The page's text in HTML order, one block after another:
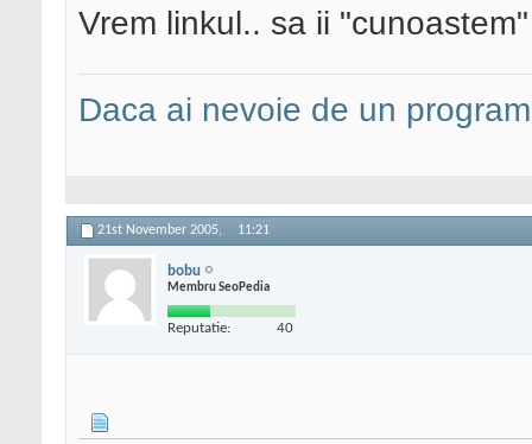
Vrem linkul.. sa ii
Daca ai nevoie de un
21st November 2005, 11:21
bobu
Membru SeoPedia
Reputatie: 40